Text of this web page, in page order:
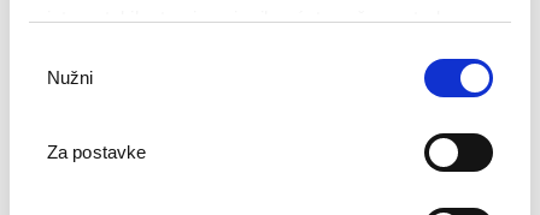
internetskih stranica vi prihvaćate našu upotrebu
pristanka
Nužni
Za postavke
Hotel Ambasador